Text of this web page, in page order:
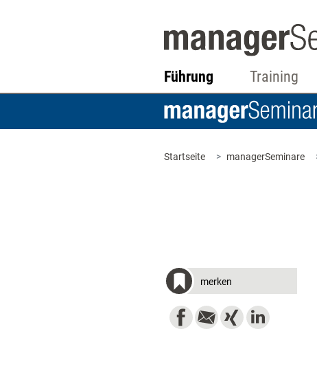
Führung Training
Startseite managerSeminare
merken